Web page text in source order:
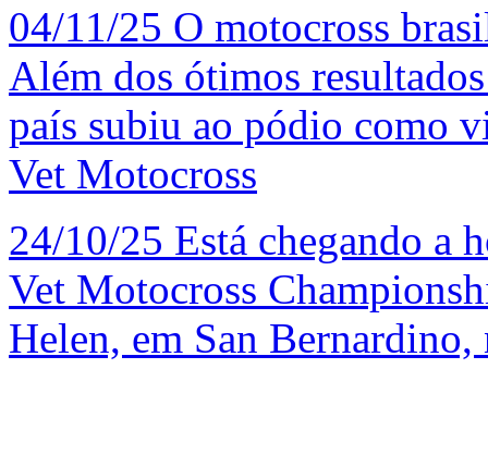
04/11/25 O motocross
Além dos ótimos
país subiu ao pódio como
Vet Motocross
24/10/25 Está chegando a
Vet Motocross
Helen, em San